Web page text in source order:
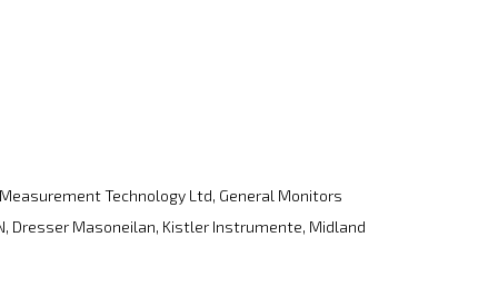
Technology Ltd, General Monitors
Dresser Masoneilan, Kistler Instrumente, Midland